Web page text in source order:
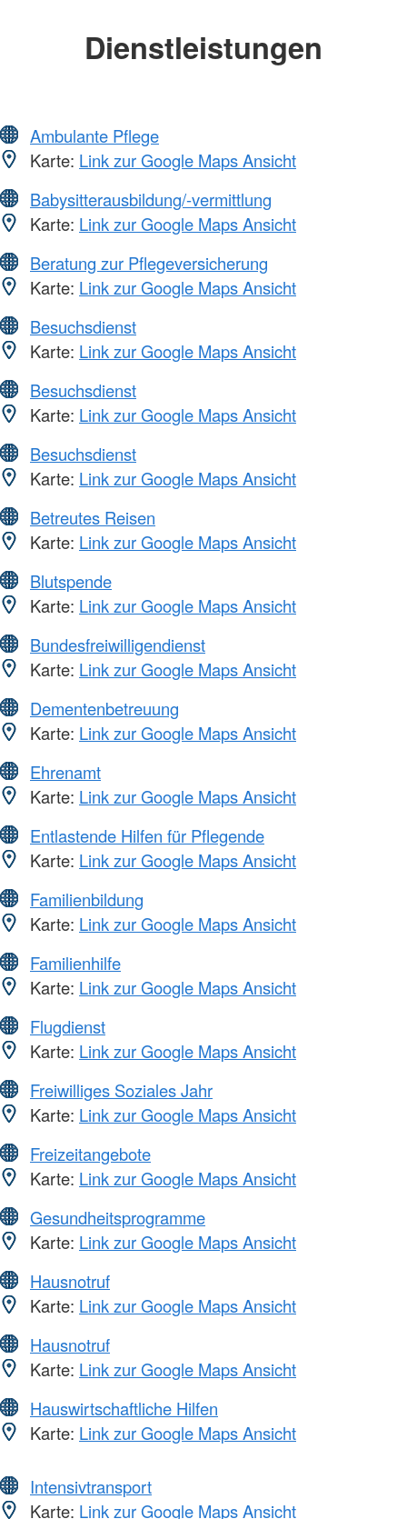
Dienstleistungen
Ambulante Pflege
Karte: Link zur Google Maps Ansicht
Babysitterausbildung/-vermittlung
Karte: Link zur Google Maps Ansicht
Beratung zur Pflegeversicherung
Karte: Link zur Google Maps Ansicht
Besuchsdienst
Karte: Link zur Google Maps Ansicht
Besuchsdienst
Karte: Link zur Google Maps Ansicht
Besuchsdienst
Karte: Link zur Google Maps Ansicht
Betreutes Reisen
Karte: Link zur Google Maps Ansicht
Blutspende
Karte: Link zur Google Maps Ansicht
Bundesfreiwilligendienst
Karte: Link zur Google Maps Ansicht
Dementenbetreuung
Karte: Link zur Google Maps Ansicht
Ehrenamt
Karte: Link zur Google Maps Ansicht
Entlastende Hilfen für Pflegende
Karte: Link zur Google Maps Ansicht
Familienbildung
Karte: Link zur Google Maps Ansicht
Familienhilfe
Karte: Link zur Google Maps Ansicht
Flugdienst
Karte: Link zur Google Maps Ansicht
Freiwilliges Soziales Jahr
Karte: Link zur Google Maps Ansicht
Freizeitangebote
Karte: Link zur Google Maps Ansicht
Gesundheitsprogramme
Karte: Link zur Google Maps Ansicht
Hausnotruf
Karte: Link zur Google Maps Ansicht
Hausnotruf
Karte: Link zur Google Maps Ansicht
Hauswirtschaftliche Hilfen
Karte: Link zur Google Maps Ansicht
Intensivtransport
Karte: Link zur Google Maps Ansicht